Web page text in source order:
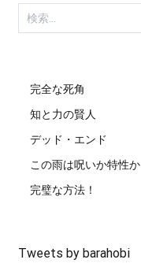
検
索:
完全な死角
知と力の賢人
デッド・エンド
この雨は呪いか特性か
完璧な方法！
Tweets by barahobi